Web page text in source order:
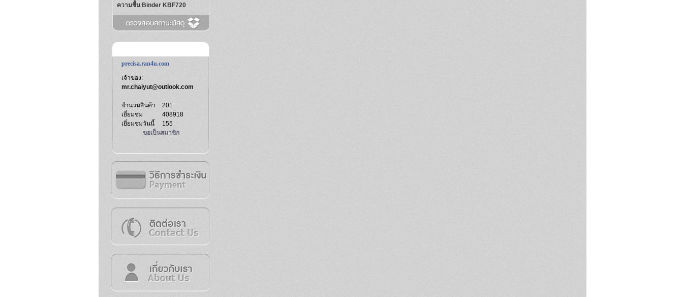
ความชื้น Binder KBF720
precisa.ran4u.com
เจ้าของ:
mr.chaiyut@outlook.com
จำนวนสินค้า
201
เยี่ยมชม
408918
เยี่ยมชมวันนี้
155
ขอเป็นสมาชิก